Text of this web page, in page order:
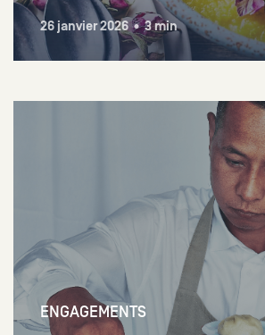
26 janvier 2026 • 3 min
ENGAGEMENTS